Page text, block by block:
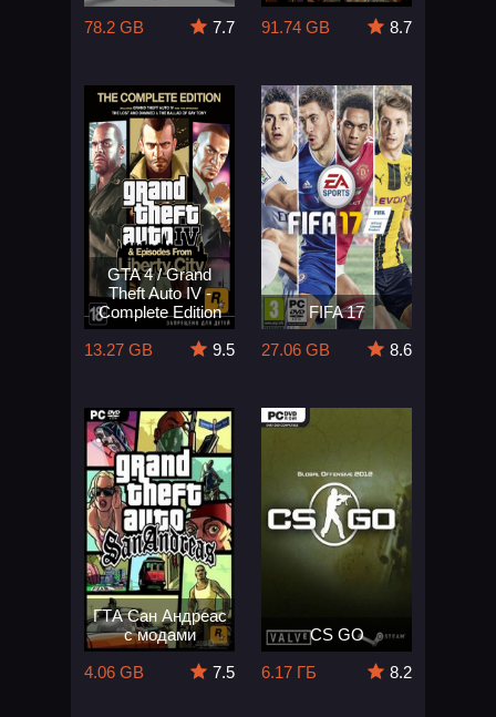
78.2 GB
7.7
91.74 GB
8.7
GTA 4 / Grand
Theft Auto IV -
Complete Edition
13.27 GB
9.5
FIFA 17
27.06 GB
8.6
ГТА Сан Андреас
с модами
4.06 GB
7.5
CS GO
6.17 ГБ
8.2